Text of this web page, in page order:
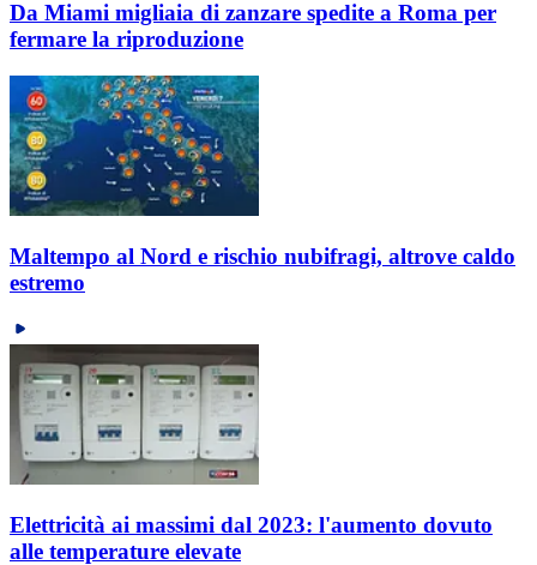
Da Miami migliaia di zanzare spedite a Roma per
fermare la riproduzione
Maltempo al Nord e rischio nubifragi, altrove caldo
estremo
Elettricità ai massimi dal 2023: l'aumento dovuto
alle temperature elevate